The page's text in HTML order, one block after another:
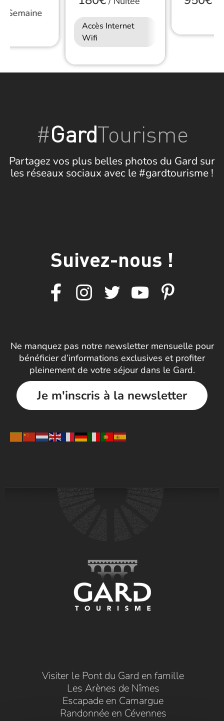
Semaine
Accès Internet
Wifi
#GardTourisme
Partagez vos plus belles photos du Gard sur
les réseaux sociaux avec le #gardtourisme !
Suivez-nous !
Ne manquez pas notre newsletter mensuelle pour
bénéficier d’informations exclusives et profiter
pleinement de votre séjour dans le Gard.
Je m'inscris à la newsletter
Visiter le Pont du Gard en famille
Les Arènes de Nîmes
Escapade en Camargue
Randonnée en Cévennes